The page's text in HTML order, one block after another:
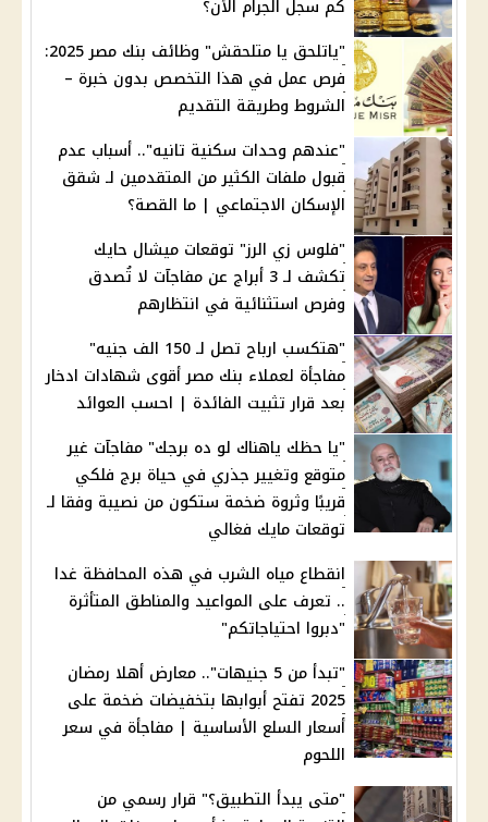
كم سجل الجرام الأن؟
"ياتلحق يا متلحقش" وظائف بنك مصر 2025:
فرص عمل في هذا التخصص بدون خبرة –
الشروط وطريقة التقديم
"عندهم وحدات سكنية تانيه".. أسباب عدم
قبول ملفات الكثير من المتقدمين لـ شقق
الإسكان الاجتماعي | ما القصة؟
"فلوس زي الرز" توقعات ميشال حايك
تكشف لـ 3 أبراج عن مفاجآت لا تُصدق
وفرص استثنائية في انتظارهم
"هتكسب ارباح تصل لـ 150 الف جنيه"
مفاجأة لعملاء بنك مصر أقوى شهادات ادخار
بعد قرار تثبيت الفائدة | احسب العوائد
"يا حظك ياهناك لو ده برجك" مفاجآت غير
متوقع وتغيير جذري في حياة برج فلكي
قريبًا وثروة ضخمة ستكون من نصيبة وفقا لـ
توقعات مايك فغالي
انقطاع مياه الشرب في هذه المحافظة غدا
.. تعرف على المواعيد والمناطق المتأثرة
"دبروا احتياجاتكم"
"تبدأ من 5 جنيهات".. معارض أهلا رمضان
2025 تفتح أبوابها بتخفيضات ضخمة على
أسعار السلع الأساسية | مفاجأة في سعر
اللحوم
"متى يبدأ التطبيق؟" قرار رسمي من